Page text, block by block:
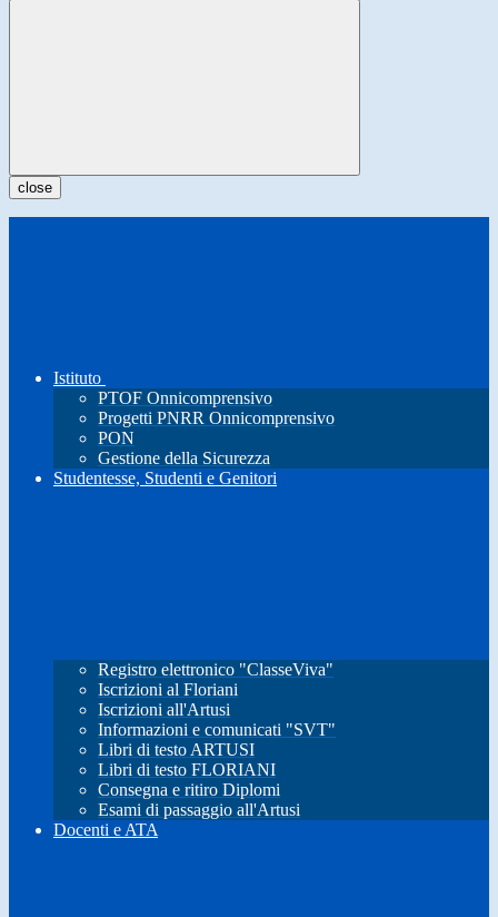
close
Istituto
PTOF Onnicomprensivo
Progetti PNRR Onnicomprensivo
PON
Gestione della Sicurezza
Studentesse, Studenti e Genitori
Registro elettronico "ClasseViva"
Iscrizioni al Floriani
Iscrizioni all'Artusi
Informazioni e comunicati "SVT"
Libri di testo ARTUSI
Libri di testo FLORIANI
Consegna e ritiro Diplomi
Esami di passaggio all'Artusi
Docenti e ATA